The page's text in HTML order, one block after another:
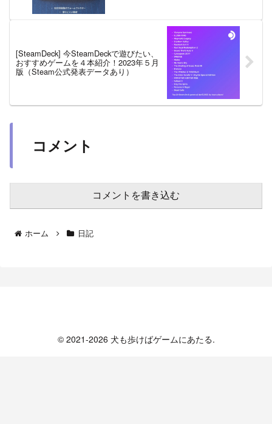
[SteamDeck] 今SteamDeckで遊びたい、
おすすめゲームを４本紹介！2023年５月
版（Steam公式発表データあり）
コメント
コメントを書き込む
ホーム 日記
© 2021-2026 犬も歩けばゲームにあたる.